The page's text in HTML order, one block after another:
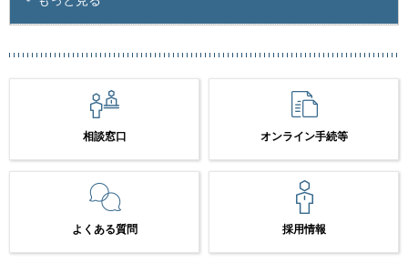
相談窓口 オンライン手続等
よくある質問 採用情報